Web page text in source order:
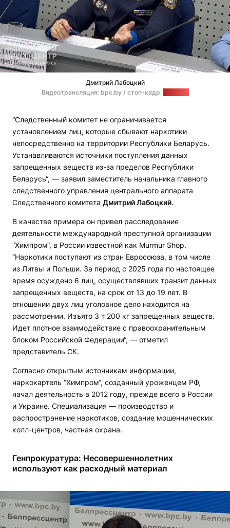
Дмитрий Лабоцкий
Видеотрансляция: bpc.by / стоп-кадр:
“Следственный комитет не ограничивается
установлением лиц, которые сбывают наркотики
непосредственно на территории Республики Беларусь.
Устанавливаются источники поступления данных
запрещенных веществ из-за пределов Республики
Беларусь“, — заявил заместитель начальника главного
следственного управления центрального аппарата
Следственного комитета Дмитрий Лабоцкий.
В качестве примера он привел расследование
деятельности международной преступной организации
“Химпром“, в России известной как Murmur Shop.
“Наркотики поступают из стран Евросоюза, в том числе
из Литвы и Польши. За период с 2025 года по настоящее
время осуждено 6 лиц, осуществлявших транзит данных
запрещенных веществ, на срок от 13 до 19 лет. В
отношении двух лиц уголовное дело находится на
рассмотрении. Изъято 3 т 200 кг запрещенных веществ.
Идет плотное взаимодействие с правоохранительным
блоком Российской Федерации“, — отметил
представитель СК.
Согласно открытым источникам информации,
наркокартель “Химпром“, созданный уроженцем РФ,
начал деятельность в 2012 году, прежде всего в России
и Украине. Специализация — производство и
распространение наркотиков, создание мошеннических
колл-центров, частная охрана.
Генпрокуратура: Несовершеннолетних
используют как расходный материал